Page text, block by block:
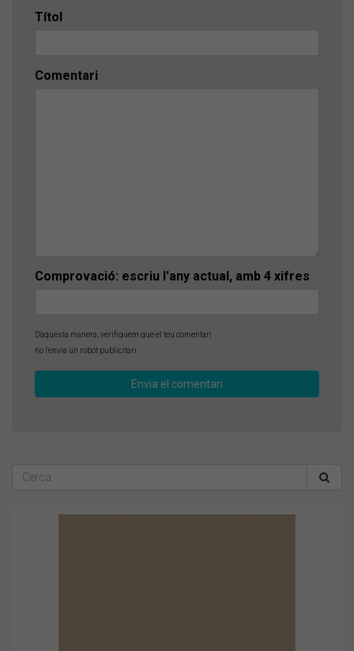
Títol
Comentari
Comprovació: escriu l'any actual, amb 4 xifres
D'aquesta manera, verifiquem que el teu comentari
no l'envia un robot publicitari.